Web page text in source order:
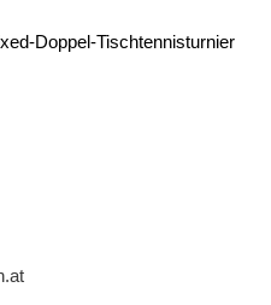
Doppel-Tischtennisturnier